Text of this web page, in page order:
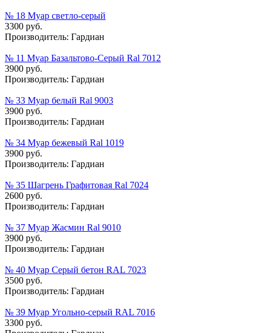
№ 18 Муар cветло-cерый
3300 руб.
Производитель: Гардиан
№ 11 Муар Базальтово-Серый Ral 7012
3900 руб.
Производитель: Гардиан
№ 33 Муар белый Ral 9003
3900 руб.
Производитель: Гардиан
№ 34 Муар бежевый Ral 1019
3900 руб.
Производитель: Гардиан
№ 35 Шагрень Графитовая Ral 7024
2600 руб.
Производитель: Гардиан
№ 37 Муар Жасмин Ral 9010
3900 руб.
Производитель: Гардиан
№ 40 Муар Серый бетон RAL 7023
3500 руб.
Производитель: Гардиан
№ 39 Муар Угольно-серый RAL 7016
3300 руб.